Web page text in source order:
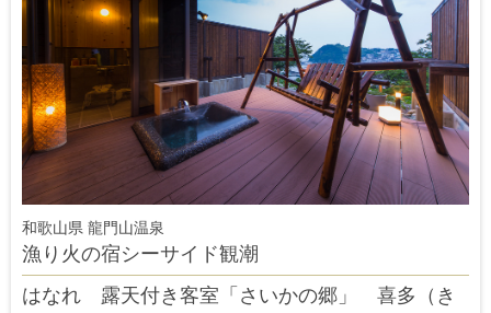
和歌山県 龍門山温泉
漁り火の宿シーサイド観潮
はなれ 露天付き客室「さいかの郷」 喜多（き